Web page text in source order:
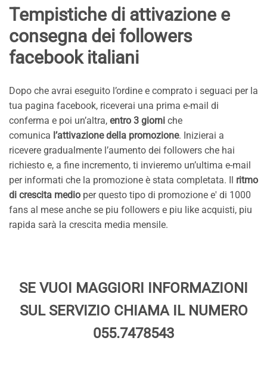
Tempistiche di attivazione e
consegna dei followers
facebook italiani
Dopo che avrai eseguito l’ordine e comprato i seguaci per la
tua pagina facebook, riceverai una prima e-mail di
conferma e poi un’altra, entro 3 giorni che
comunica l’attivazione della promozione. Inizierai a
ricevere gradualmente l’aumento dei followers che hai
richiesto e, a fine incremento, ti invieremo un’ultima e-mail
per informati che la promozione è stata completata. Il ritmo
di crescita medio per questo tipo di promozione e' di 1000
fans al mese anche se piu followers e piu like acquisti, piu
rapida sarà la crescita media mensile.
SE VUOI MAGGIORI INFORMAZIONI
SUL SERVIZIO CHIAMA IL NUMERO
055.7478543